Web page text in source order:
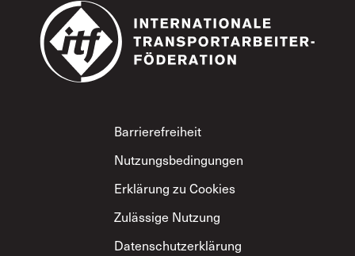
Footer
Barrierefreiheit
Nutzungsbedingungen
Erklärung zu Cookies
Zulässige Nutzung
Datenschutzerklärung